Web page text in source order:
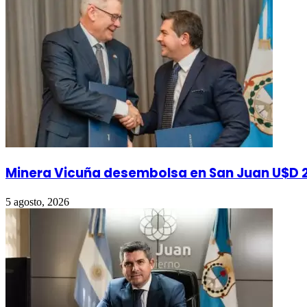
Minera Vicuña desembolsa en San Juan U$D
5 agosto, 2026